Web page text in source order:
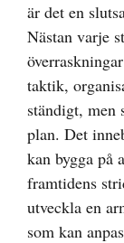
är det en
Nästan varje
taktik,
ständigt, men
plan. Det
kan bygga på
framtidens
utveckla en
som kan